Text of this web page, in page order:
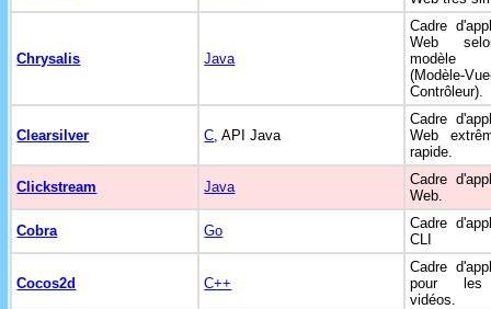
Chrysalis Java
Cadre
Web
(Modèle-
Contrôleur).
Clearsilver C, API Java
Cadre
Web
rapide.
Clickstream Java
Cadre
Web.
Cobra Go
Cadre
CLI
Cocos2d C++
Cadre
pour
vidéos.